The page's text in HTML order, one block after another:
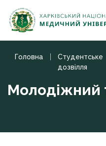
Головна
Студентське
дозвілля
Молодіжний